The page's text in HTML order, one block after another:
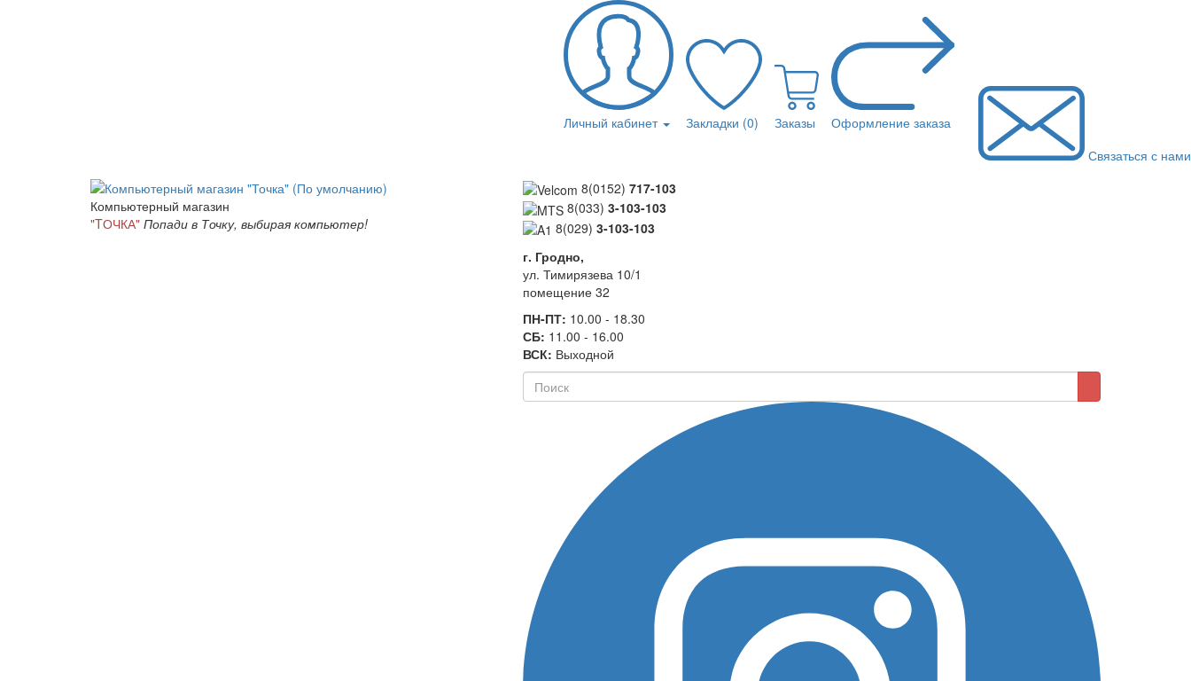
Личный кабинет Закладки (0) Заказы
Оформление заказа
Связаться с нами
Компьютерный магазин
"TОЧКА" Попади в Точку, выбирая компьютер!
8(0152) 717-103
8(033) 3-103-103
8(029) 3-103-103
г. Гродно,
ул. Тимирязева 10/1
помещение 32
ПН-ПТ: 10.00 - 18.30
СБ: 11.00 - 16.00
ВСК: Выходной